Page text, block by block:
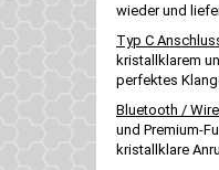
wieder und
Typ C
kristallklarem
perfektes
Bluetooth /
und Premium-
kristallklare